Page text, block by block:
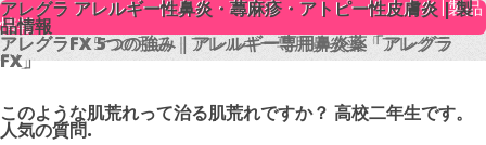
アレグラ アレルギー性鼻炎・蕁麻疹・アトピー性皮膚炎 | 製品
情報
アレグラFX 5つの強み｜アレルギー専用鼻炎薬「アレグラ
FX」
このような肌荒れって治る肌荒れですか？ 高校二年生です。
人気の質問.
アレグラ アレルギー性鼻炎・蕁麻疹・アトピー性皮膚炎 | 製
品情報
アレグラFX 5つの強み｜アレルギー専用鼻炎薬「アレグラ
FX」